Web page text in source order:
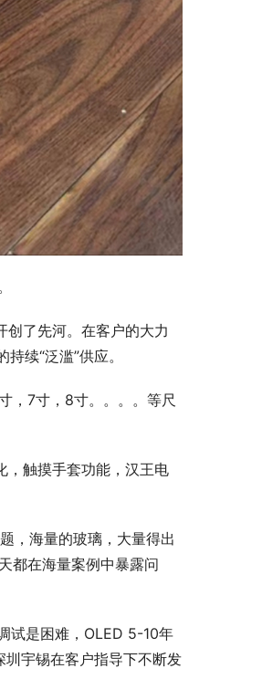
了先河。在客户的大力
续“泛滥”供应。
，7寸，8寸。。。。等尺
触摸手套功能，汉王电
，海量的玻璃，大量得出
都在海量案例中暴露问
试是困难，OLED 5-10年
宇锡在客户指导下不断发